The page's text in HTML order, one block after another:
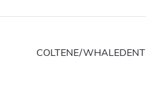
COLTENE/WHALEDENT